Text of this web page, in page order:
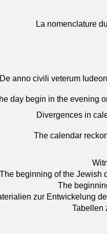
La nomenclature
De anno civili veterum
day begin in the evening
Divergences in
The calendar
The beginning of the Jewish
The
zur Entwickelung
Tabellen